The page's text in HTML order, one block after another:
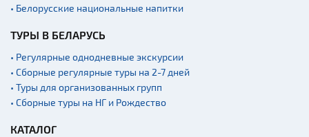
• Белорусские национальные напитки
ТУРЫ В БЕЛАРУСЬ
• Регулярные однодневные экскурсии
• Сборные регулярные туры на 2-7 дней
• Туры для организованных групп
• Сборные туры на НГ и Рождество
КАТАЛОГ